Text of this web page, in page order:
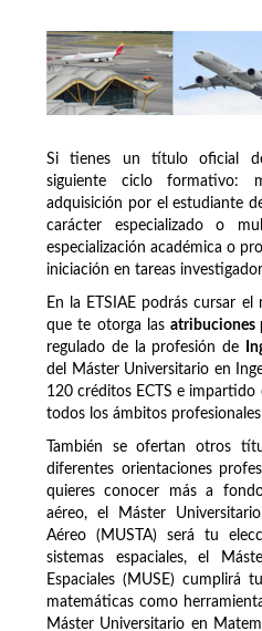
Si tienes un título oficial
siguiente ciclo formativo:
adquisición por el estudiante
carácter especializado o
especialización académica o
iniciación en tareas
En la ETSIAE podrás cursar el
que te otorga las atribuciones
regulado de la profesión de
del Máster Universitario en
120 créditos ECTS e
todos los ámbitos
También se ofertan otros
diferentes orientaciones
quieres conocer más a
aéreo, el Máster
Aéreo (MUSTA) será tu
sistemas espaciales, el
Espaciales (MUSE) cumplirá
matemáticas como
Máster Universitario en